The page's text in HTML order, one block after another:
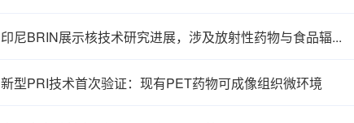
印尼BRIN展示核技术研究进展，涉及放射性药物与食品辐照应用
新型PRI技术首次验证：现有PET药物可成像组织微环境